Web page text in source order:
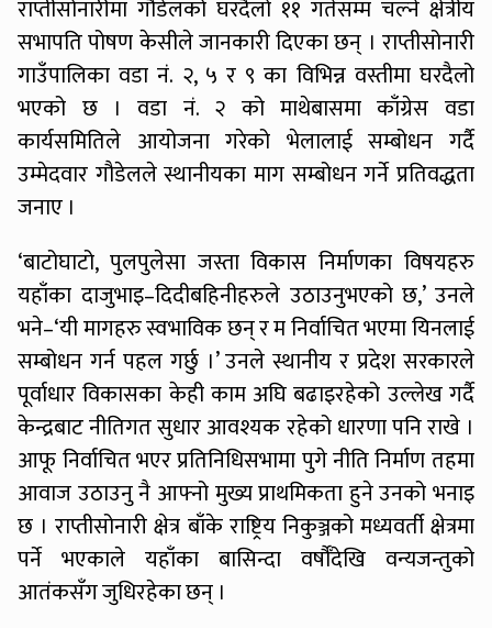
राप्तीसोनारीमा गौडेलको घरदैलो ११ गतेसम्म चल्ने क्षेत्रीय
सभापति पोषण केसीले जानकारी दिएका छन् । राप्तीसोनारी
गाउँपालिका वडा नं. २, ५ र ९ का विभिन्न वस्तीमा घरदैलो
भएको छ । वडा नं. २ को माथेबासमा काँग्रेस वडा
कार्यसमितिले आयोजना गरेको भेलालाई सम्बोधन गर्दै
उम्मेदवार गौडेलले स्थानीयका माग सम्बोधन गर्ने प्रतिवद्धता
जनाए ।
‘बाटोघाटो, पुलपुलेसा जस्ता विकास निर्माणका विषयहरु
यहाँका दाजुभाइ–दिदीबहिनीहरुले उठाउनुभएको छ,’ उनले
भने–‘यी मागहरु स्वभाविक छन् र म निर्वाचित भएमा यिनलाई
सम्बोधन गर्न पहल गर्छु ।’ उनले स्थानीय र प्रदेश सरकारले
पूर्वाधार विकासका केही काम अघि बढाइरहेको उल्लेख गर्दै
केन्द्रबाट नीतिगत सुधार आवश्यक रहेको धारणा पनि राखे ।
आफू निर्वाचित भएर प्रतिनिधिसभामा पुगे नीति निर्माण तहमा
आवाज उठाउनु नै आफ्नो मुख्य प्राथमिकता हुने उनको भनाइ
छ । राप्तीसोनारी क्षेत्र बाँके राष्ट्रिय निकुञ्जको मध्यवर्ती क्षेत्रमा
पर्ने भएकाले यहाँका बासिन्दा वर्षौँदेखि वन्यजन्तुको
आतंकसँग जुधिरहेका छन् ।